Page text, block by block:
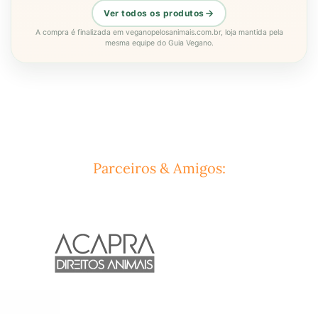
Ver todos os produtos
A compra é finalizada em veganopelosanimais.com.br, loja mantida pela
mesma equipe do Guia Vegano.
Parceiros & Amigos: